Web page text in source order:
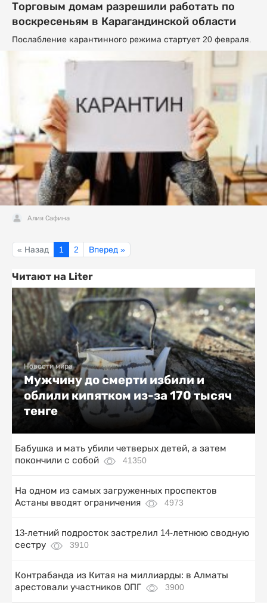
Торговым домам разрешили работать по
воскресеньям в Карагандинской области
Послабление карантинного режима стартует 20 февраля.
Алия Сафина
« Назад 1 2 Вперед »
Читают на Liter
Новости мира
Мужчину до смерти избили и
облили кипятком из-за 170 тысяч
тенге
Бабушка и мать убили четверых детей, а затем
покончили с собой
41350
На одном из самых загруженных проспектов
Астаны вводят ограничения
4973
13-летний подросток застрелил 14-летнюю сводную
сестру
3910
Контрабанда из Китая на миллиарды: в Алматы
арестовали участников ОПГ
3900